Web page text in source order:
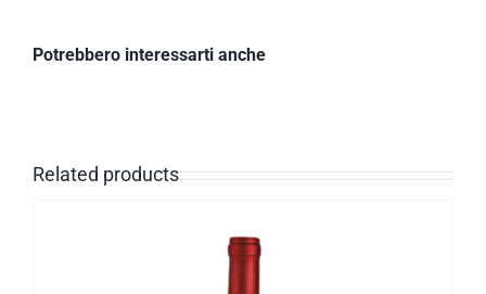
Potrebbero interessarti anche
Related products